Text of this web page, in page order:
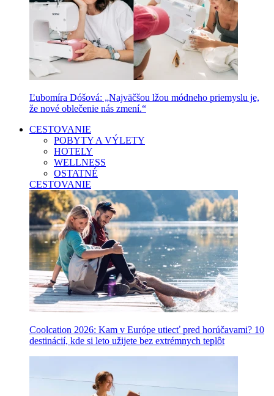
Ľubomíra Dóšová: „Najväčšou lžou módneho priemyslu je,
že nové oblečenie nás zmení.“
CESTOVANIE
POBYTY A VÝLETY
HOTELY
WELLNESS
OSTATNÉ
CESTOVANIE
Coolcation 2026: Kam v Európe utiecť pred horúčavami? 10
destinácií, kde si leto užijete bez extrémnych teplôt